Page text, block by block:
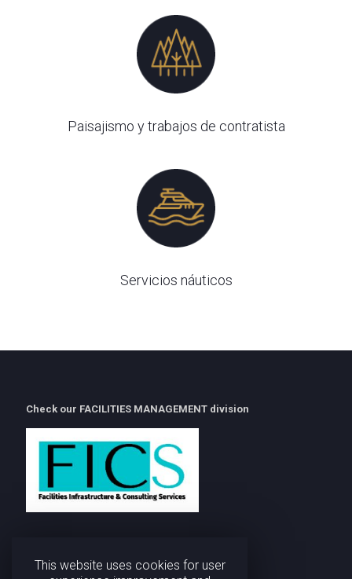
Paisajismo y trabajos de contratista
Servicios náuticos
Check our FACILITIES MANAGEMENT division
This website uses cookies for user